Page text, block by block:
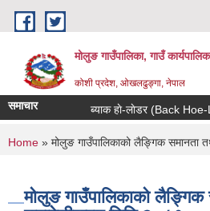
Skip to main content
मोलुङ गाउँपालिका, गाउँ
कोशी प्रदेश, ओखलढुङ्गा, नेपाल
समाचार ब्याक हाे-लाेडर (Back Hoe-
You are here
Home » मोलुङ गाउँपालिकाको लैङ्गिक समानता
मोलुङ गाउँपालिकाको लैङ्गिक